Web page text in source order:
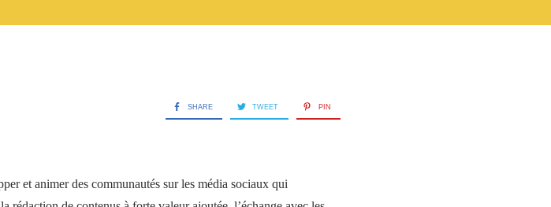
SHARE TWEET PIN
et animer des communautés sur les média sociaux qui